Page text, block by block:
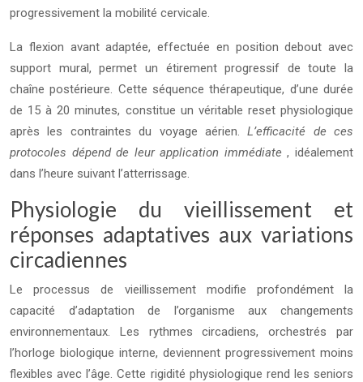
progressivement la mobilité cervicale.
La flexion avant adaptée, effectuée en position debout avec
support mural, permet un étirement progressif de toute la
chaîne postérieure. Cette séquence thérapeutique, d’une durée
de 15 à 20 minutes, constitue un véritable reset physiologique
après les contraintes du voyage aérien.L’efficacité de ces
protocoles dépend de leur application immédiate, idéalement
dans l’heure suivant l’atterrissage.
Physiologie du vieillissement et
réponses adaptatives aux variations
circadiennes
Le processus de vieillissement modifie profondément la
capacité d’adaptation de l’organisme aux changements
environnementaux. Les rythmes circadiens, orchestrés par
l’horloge biologique interne, deviennent progressivement moins
flexibles avec l’âge. Cette rigidité physiologique rend les seniors